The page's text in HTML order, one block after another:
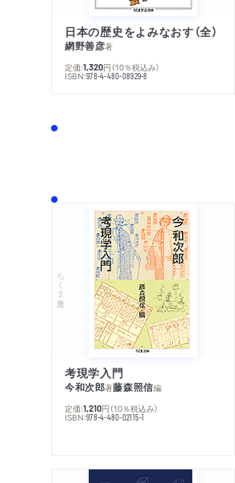
日本の歴史をよみなおす（全）
網野善彦著
定価:1,320円 （10％税込み）
ISBN:978-4-480-08929-8
ちくま文庫
考現学入門
今和次郎著藤森照信編
定価:1,210円 （10％税込み）
ISBN:978-4-480-02115-1